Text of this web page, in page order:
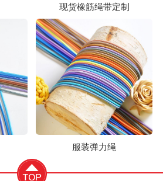
现货橡筋绳带定制
服装弹力绳